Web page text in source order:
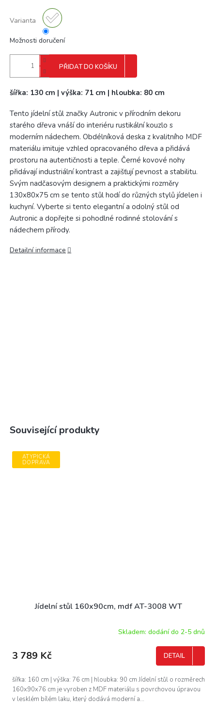
Varianta
Možnosti doručení
PŘIDAT DO KOŠÍKU
šířka: 130 cm | výška: 71 cm | hloubka: 80 cm
Tento jídelní stůl značky Autronic v přírodním dekoru
starého dřeva vnáší do interiéru rustikální kouzlo s
moderním nádechem. Obdélníková deska z kvalitního MDF
materiálu imituje vzhled opracovaného dřeva a přidává
prostoru na autentičnosti a teple. Černé kovové nohy
přidávají industriální kontrast a zajišťují pevnost a stabilitu.
Svým nadčasovým designem a praktickými rozměry
130x80x75 cm se tento stůl hodí do různých stylů jídelen i
kuchyní. Vyberte si tento elegantní a odolný stůl od
Autronic a dopřejte si pohodlné rodinné stolování s
nádechem přírody.
Detailní informace
Související produkty
ATYPICKÁ
DOPRAVA
Jídelní stůl 160x90cm, mdf AT-3008 WT
Skladem: dodání do 2-5 dnů
3 789 Kč DETAIL
šířka: 160 cm | výška: 76 cm | hloubka: 90 cm Jídelní stůl o rozměrech
160x90x76 cm je vyroben z MDF materiálu s povrchovou úpravou
v lesklém bílém laku, který dodává moderní a...